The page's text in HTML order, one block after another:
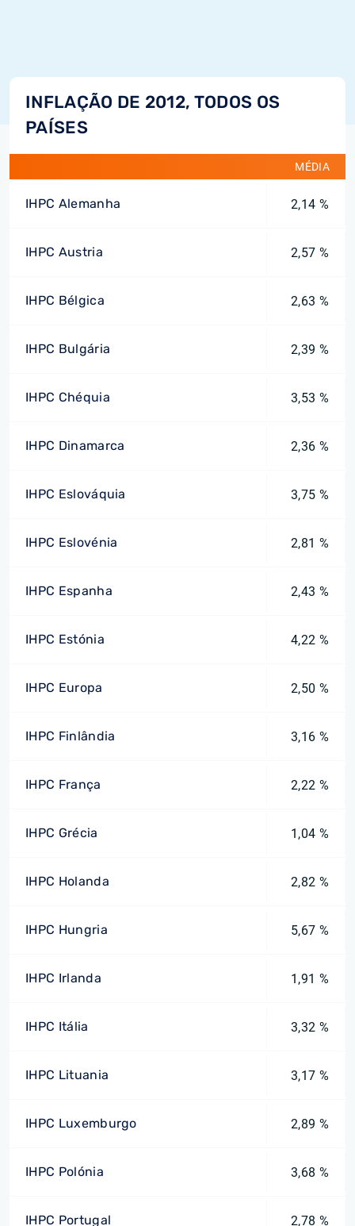
INFLAÇÃO DE 2012, TODOS OS
PAÍSES
MÉDIA
IHPC Alemanha 2,14 %
IHPC Austria 2,57 %
IHPC Bélgica 2,63 %
IHPC Bulgária 2,39 %
IHPC Chéquia 3,53 %
IHPC Dinamarca 2,36 %
IHPC Eslováquia 3,75 %
IHPC Eslovénia 2,81 %
IHPC Espanha 2,43 %
IHPC Estónia 4,22 %
IHPC Europa 2,50 %
IHPC Finlândia 3,16 %
IHPC França 2,22 %
IHPC Grécia 1,04 %
IHPC Holanda 2,82 %
IHPC Hungria 5,67 %
IHPC Irlanda 1,91 %
IHPC Itália 3,32 %
IHPC Lituania 3,17 %
IHPC Luxemburgo 2,89 %
IHPC Polónia 3,68 %
IHPC Portugal 2,78 %